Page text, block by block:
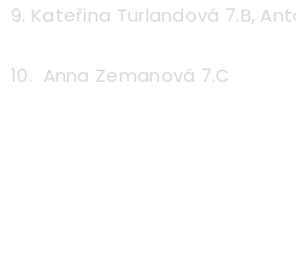
9. Kateřina Turlandová 7.B,
10. Anna Zemanová 7.C